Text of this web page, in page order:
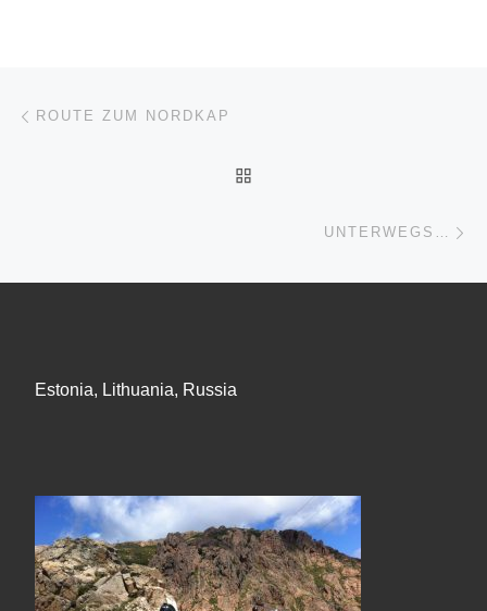
Beitragsnavigation
ROUTE ZUM NORDKAP
UNTERWEGS…
Estonia, Lithuania, Russia